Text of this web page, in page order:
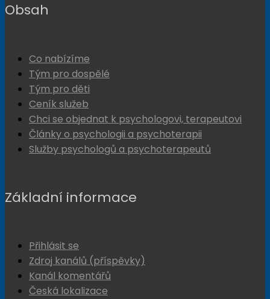
Obsah
Co nabízíme
Tým pro dospělé
Tým pro děti
Ceník služeb
Chci se objednat k psychologovi, terapeutovi
Články o psychologii a psychoterapii
Služby psychologů a psychoterapeutů
Základní informace
Přihlásit se
Zdroj kanálů (příspěvky)
Kanál komentářů
Česká lokalizace